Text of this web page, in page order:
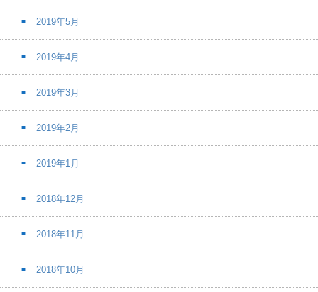
2019年5月
2019年4月
2019年3月
2019年2月
2019年1月
2018年12月
2018年11月
2018年10月